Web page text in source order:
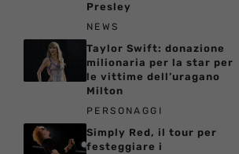
Presley
NEWS
Taylor Swift: donazione
milionaria per la star per
le vittime dell’uragano
Milton
PERSONAGGI
Simply Red, il tour per
festeggiare i